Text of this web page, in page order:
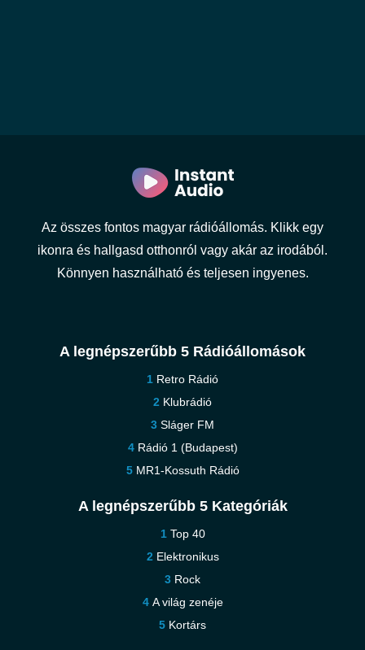
Az összes fontos magyar rádióállomás. Klikk egy
ikonra és hallgasd otthonról vagy akár az irodából.
Könnyen használható és teljesen ingyenes.
A legnépszerűbb 5 Rádióállomások
Retro Rádió
Klubrádió
Sláger FM
Rádió 1 (Budapest)
MR1-Kossuth Rádió
A legnépszerűbb 5 Kategóriák
Top 40
Elektronikus
Rock
A világ zenéje
Kortárs